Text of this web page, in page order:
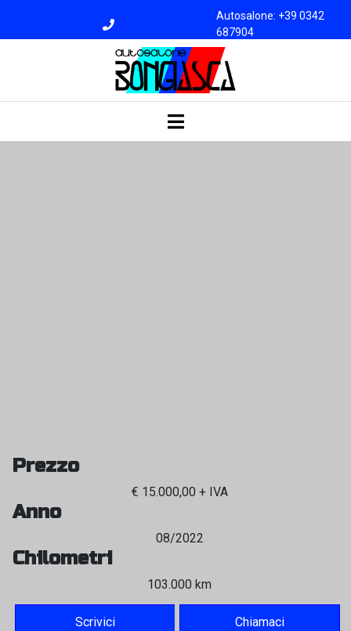
Autosalone: +39 0342
687904
687945
Prezzo
€ 15.000,00 + IVA
Anno
08/2022
Chilometri
103.000 km
Scrivici Chiamaci